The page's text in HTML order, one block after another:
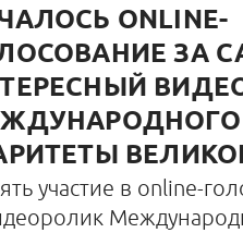
ONLINE-
ЗА
участие в online-